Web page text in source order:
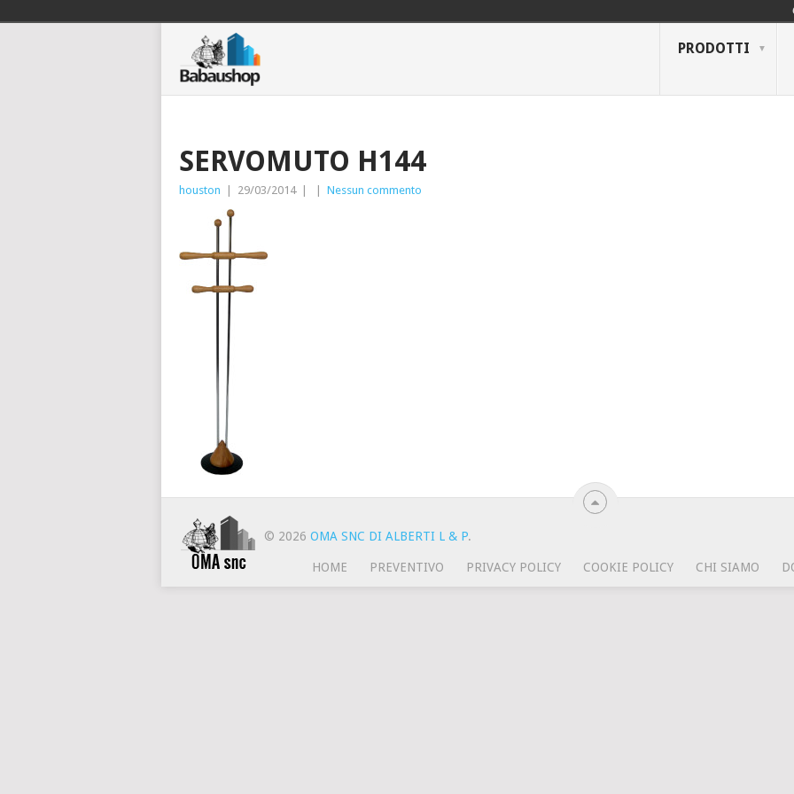
PRODOTTI
SERVOMUTO H144
houston 29/03/2014 Nessun commento
© 2026 OMA SNC DI ALBERTI L & P.
HOME PREVENTIVO PRIVACY POLICY COOKIE POLICY CHI SIAMO